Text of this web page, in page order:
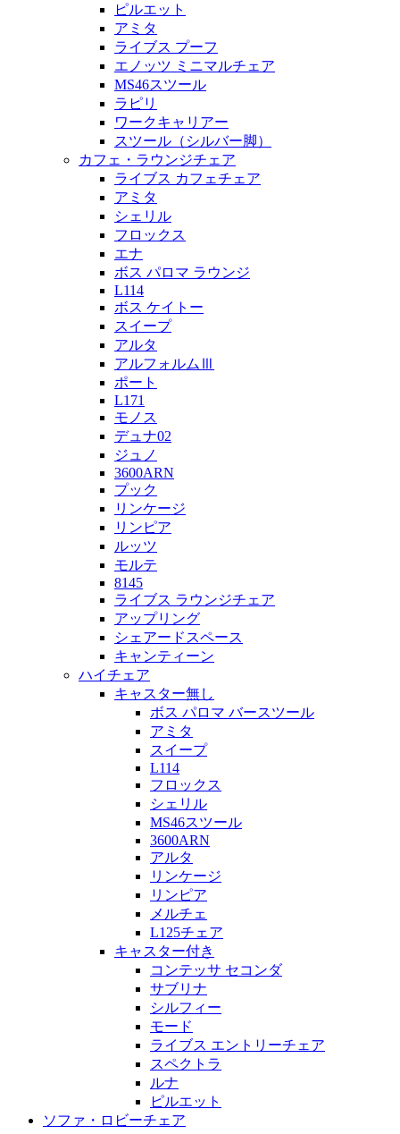
ピルエット
アミタ
ライブス プーフ
エノッツ ミニマルチェア
MS46スツール
ラピリ
ワークキャリアー
スツール（シルバー脚）
カフェ・ラウンジチェア
ライブス カフェチェア
アミタ
シェリル
フロックス
エナ
ボス パロマ ラウンジ
L114
ボス ケイトー
スイープ
アルタ
アルフォルムⅢ
ポート
L171
モノス
デュナ02
ジュノ
3600ARN
プック
リンケージ
リンピア
ルッツ
モルテ
8145
ライブス ラウンジチェア
アップリング
シェアードスペース
キャンティーン
ハイチェア
キャスター無し
ボス パロマ バースツール
アミタ
スイープ
L114
フロックス
シェリル
MS46スツール
3600ARN
アルタ
リンケージ
リンピア
メルチェ
L125チェア
キャスター付き
コンテッサ セコンダ
サブリナ
シルフィー
モード
ライブス エントリーチェア
スペクトラ
ルナ
ピルエット
ソファ・ロビーチェア